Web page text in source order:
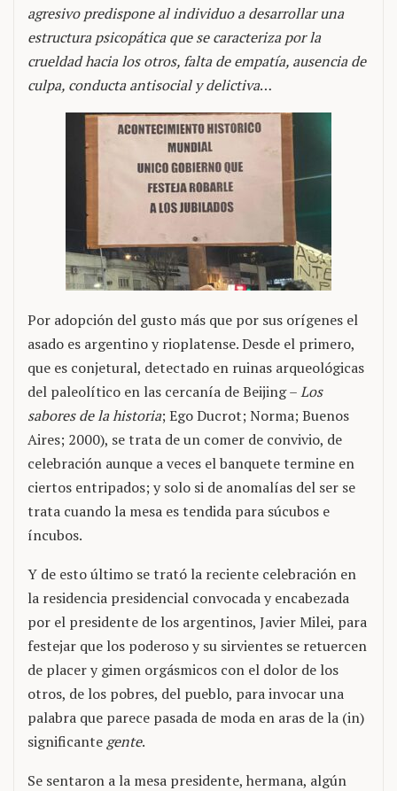
agresivo predispone al individuo a desarrollar una
estructura psicopática que se caracteriza por la
crueldad hacia los otros, falta de empatía, ausencia de
culpa, conducta antisocial y delictiva…
Por adopción del gusto más que por sus orígenes el
asado es argentino y rioplatense. Desde el primero,
que es conjetural, detectado en ruinas arqueológicas
del paleolítico en las cercanía de Beijing –Los
sabores de la historia; Ego Ducrot; Norma; Buenos
Aires; 2000), se trata de un comer de convivio, de
celebración aunque a veces el banquete termine en
ciertos entripados; y solo si de anomalías del ser se
trata cuando la mesa es tendida para súcubos e
íncubos.
Y de esto último se trató la reciente celebración en
la residencia presidencial convocada y encabezada
por el presidente de los argentinos, Javier Milei, para
festejar que los poderoso y su sirvientes se retuercen
de placer y gimen orgásmicos con el dolor de los
otros, de los pobres, del pueblo, para invocar una
palabra que parece pasada de moda en aras de la (in)
significante gente.
Se sentaron a la mesa presidente, hermana, algún